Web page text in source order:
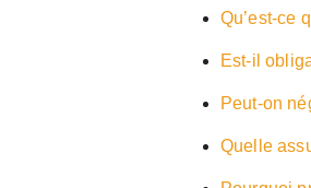
Qu’est-ce
Est-il
Peut-on
Quelle